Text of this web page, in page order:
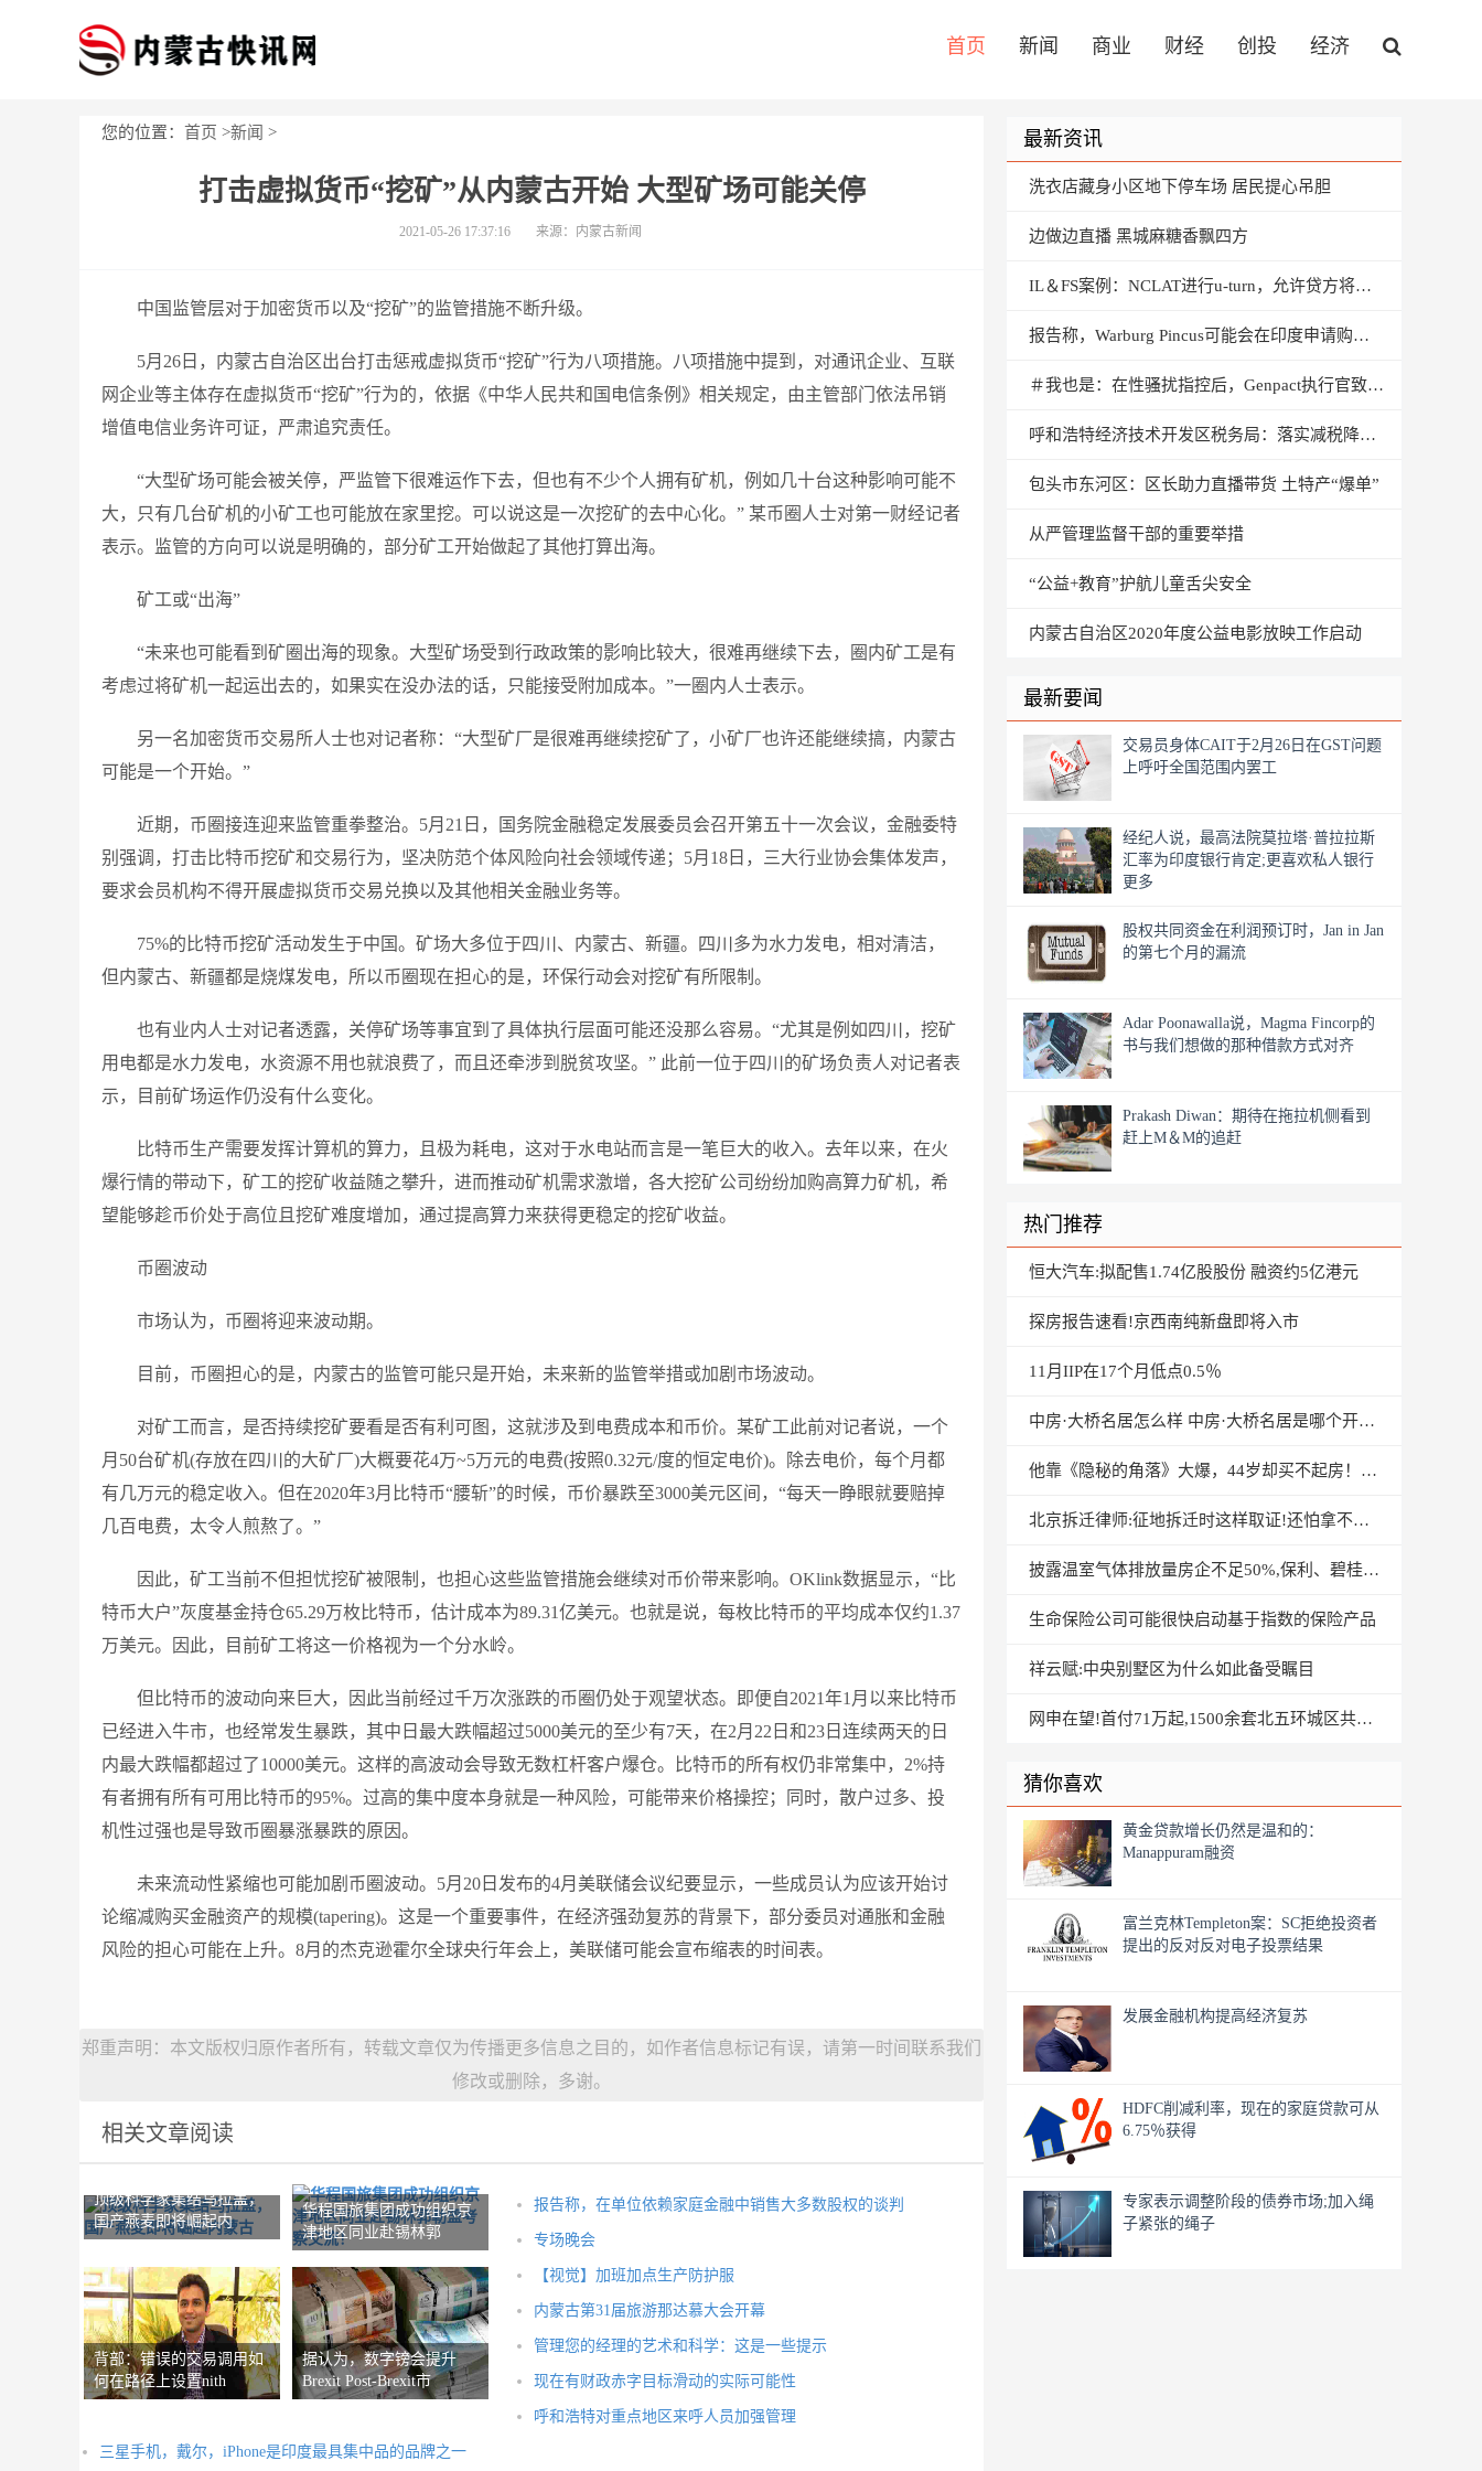
首页 新闻 商业 财经 创投 经济
您的位置： 首页 >新闻 >
打击虚拟货币“挖矿”从内蒙古开始 大型矿场可能关停
2021-05-26 17:37:16 来源：内蒙古新闻
中国监管层对于加密货币以及“挖矿”的监管措施不断升级。
5月26日，内蒙古自治区出台打击惩戒虚拟货币“挖矿”行为八项措施。八项措施中提到，对通讯企业、互联
网企业等主体存在虚拟货币“挖矿”行为的，依据《中华人民共和国电信条例》相关规定，由主管部门依法吊销
增值电信业务许可证，严肃追究责任。
“大型矿场可能会被关停，严监管下很难运作下去，但也有不少个人拥有矿机，例如几十台这种影响可能不
大，只有几台矿机的小矿工也可能放在家里挖。可以说这是一次挖矿的去中心化。” 某币圈人士对第一财经记者
表示。监管的方向可以说是明确的，部分矿工开始做起了其他打算出海。
矿工或“出海”
“未来也可能看到矿圈出海的现象。大型矿场受到行政政策的影响比较大，很难再继续下去，圈内矿工是有
考虑过将矿机一起运出去的，如果实在没办法的话，只能接受附加成本。”一圈内人士表示。
另一名加密货币交易所人士也对记者称：“大型矿厂是很难再继续挖矿了，小矿厂也许还能继续搞，内蒙古
可能是一个开始。”
近期，币圈接连迎来监管重拳整治。5月21日，国务院金融稳定发展委员会召开第五十一次会议，金融委特
别强调，打击比特币挖矿和交易行为，坚决防范个体风险向社会领域传递；5月18日，三大行业协会集体发声，
要求会员机构不得开展虚拟货币交易兑换以及其他相关金融业务等。
75%的比特币挖矿活动发生于中国。矿场大多位于四川、内蒙古、新疆。四川多为水力发电，相对清洁，
但内蒙古、新疆都是烧煤发电，所以币圈现在担心的是，环保行动会对挖矿有所限制。
也有业内人士对记者透露，关停矿场等事宜到了具体执行层面可能还没那么容易。“尤其是例如四川，挖矿
用电都是水力发电，水资源不用也就浪费了，而且还牵涉到脱贫攻坚。” 此前一位于四川的矿场负责人对记者表
示，目前矿场运作仍没有什么变化。
比特币生产需要发挥计算机的算力，且极为耗电，这对于水电站而言是一笔巨大的收入。去年以来，在火
爆行情的带动下，矿工的挖矿收益随之攀升，进而推动矿机需求激增，各大挖矿公司纷纷加购高算力矿机，希
望能够趁币价处于高位且挖矿难度增加，通过提高算力来获得更稳定的挖矿收益。
币圈波动
市场认为，币圈将迎来波动期。
目前，币圈担心的是，内蒙古的监管可能只是开始，未来新的监管举措或加剧市场波动。
对矿工而言，是否持续挖矿要看是否有利可图，这就涉及到电费成本和币价。某矿工此前对记者说，一个
月50台矿机(存放在四川的大矿厂)大概要花4万~5万元的电费(按照0.32元/度的恒定电价)。除去电价，每个月都
有几万元的稳定收入。但在2020年3月比特币“腰斩”的时候，币价暴跌至3000美元区间，“每天一睁眼就要赔掉
几百电费，太令人煎熬了。”
因此，矿工当前不但担忧挖矿被限制，也担心这些监管措施会继续对币价带来影响。OKlink数据显示，“比
特币大户”灰度基金持仓65.29万枚比特币，估计成本为89.31亿美元。也就是说，每枚比特币的平均成本仅约1.37
万美元。因此，目前矿工将这一价格视为一个分水岭。
但比特币的波动向来巨大，因此当前经过千万次涨跌的币圈仍处于观望状态。即便自2021年1月以来比特币
已经进入牛市，也经常发生暴跌，其中日最大跌幅超过5000美元的至少有7天，在2月22日和23日连续两天的日
内最大跌幅都超过了10000美元。这样的高波动会导致无数杠杆客户爆仓。比特币的所有权仍非常集中，2%持
有者拥有所有可用比特币的95%。过高的集中度本身就是一种风险，可能带来价格操控；同时，散户过多、投
机性过强也是导致币圈暴涨暴跌的原因。
未来流动性紧缩也可能加剧币圈波动。5月20日发布的4月美联储会议纪要显示，一些成员认为应该开始讨
论缩减购买金融资产的规模(tapering)。这是一个重要事件，在经济强劲复苏的背景下，部分委员对通胀和金融
风险的担心可能在上升。8月的杰克逊霍尔全球央行年会上，美联储可能会宣布缩表的时间表。
郑重声明：本文版权归原作者所有，转载文章仅为传播更多信息之目的，如作者信息标记有误，请第一时间联系我们
修改或删除，多谢。
相关文章阅读
顶级科学家集结乌拉盖，
国产燕麦即将崛起内
华程国旅集团成功组织京
津地区同业赴锡林郭
背部：错误的交易调用如
何在路径上设置nith
据认为，数字镑会提升
Brexit Post-Brexit市
报告称，在单位依赖家庭金融中销售大多数股权的谈判
专场晚会
【视觉】加班加点生产防护服
内蒙古第31届旅游那达慕大会开幕
管理您的经理的艺术和科学：这是一些提示
现在有财政赤字目标滑动的实际可能性
呼和浩特对重点地区来呼人员加强管理
三星手机，戴尔，iPhone是印度最具集中品的品牌之一
最新资讯
洗衣店藏身小区地下停车场 居民提心吊胆
边做边直播 黑城麻糖香飘四方
IL＆FS案例：NCLAT进行u-turn，允许贷方将集团公司分类为NPAS
报告称，Warburg Pincus可能会在印​​度申请购买Andhra Bank的20.5％股权
＃我也是：在性骚扰指控后，Genpact执行官致力于自杀
呼和浩特经济技术开发区税务局：落实减税降费政策激发企业活力
包头市东河区：区长助力直播带货 土特产“爆单”
从严管理监督干部的重要举措
“公益+教育”护航儿童舌尖安全
内蒙古自治区2020年度公益电影放映工作启动
最新要闻
交易员身体CAIT于2月26日在GST问题
上呼吁全国范围内罢工
经纪人说，最高法院莫拉塔·普拉拉斯
汇率为印度银行肯定;更喜欢私人银行
更多
股权共同资金在利润预订时，Jan in Jan
的第七个月的漏流
Adar Poonawalla说，Magma Fincorp的
书与我们想做的那种借款方式对齐
Prakash Diwan：期待在拖拉机侧看到
赶上M＆M的追赶
热门推荐
恒大汽车:拟配售1.74亿股股份 融资约5亿港元
探房报告速看!京西南纯新盘即将入市
11月IIP在17个月低点0.5％
中房·大桥名居怎么样 中房·大桥名居是哪个开发商
他靠《隐秘的角落》大爆，44岁却买不起房！连租农村平房11年
北京拆迁律师:征地拆迁时这样取证!还怕拿不到满意补偿?
披露温室气体排放量房企不足50%,保利、碧桂园和恒大碳排放量
生命保险公司可能很快启动基于指数的保险产品
祥云赋:中央别墅区为什么如此备受瞩目
网申在望!首付71万起,1500余套北五环城区共产房来啦!还
猜你喜欢
黄金贷款增长仍然是温和的：
Manappuram融资
富兰克林Templeton案：SC拒绝投资者
提出的反对反对电子投票结果
发展金融机构提高经济复苏
HDFC削减利率，现在的家庭贷款可从
6.75％获得
专家表示调整阶段的债券市场;加入绳
子紧张的绳子